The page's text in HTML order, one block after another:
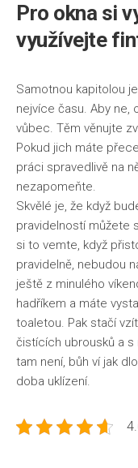
Pro okna si
využívejte
Samotnou kapitolou
nejvíce času. Aby ne,
vůbec. Těm věnujte
Pokud jich máte
práci spravedlivě na
nezapomeňte.
Skvělé je, že když
pravidelností můžete
si to vemte, když
pravidelně, nebudou
ještě z minulého
hadříkem a máte
toaletou. Pak stačí
čistících ubrousků a
tam není, bůh ví jak
doba uklízení.